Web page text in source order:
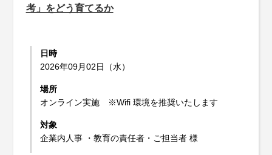
考」をどう育てるか
日時
2026年09月02日（水）
場所
オンライン実施 ※Wifi 環境を推奨いたします
対象
企業内人事 ・教育の責任者・ご担当者 様